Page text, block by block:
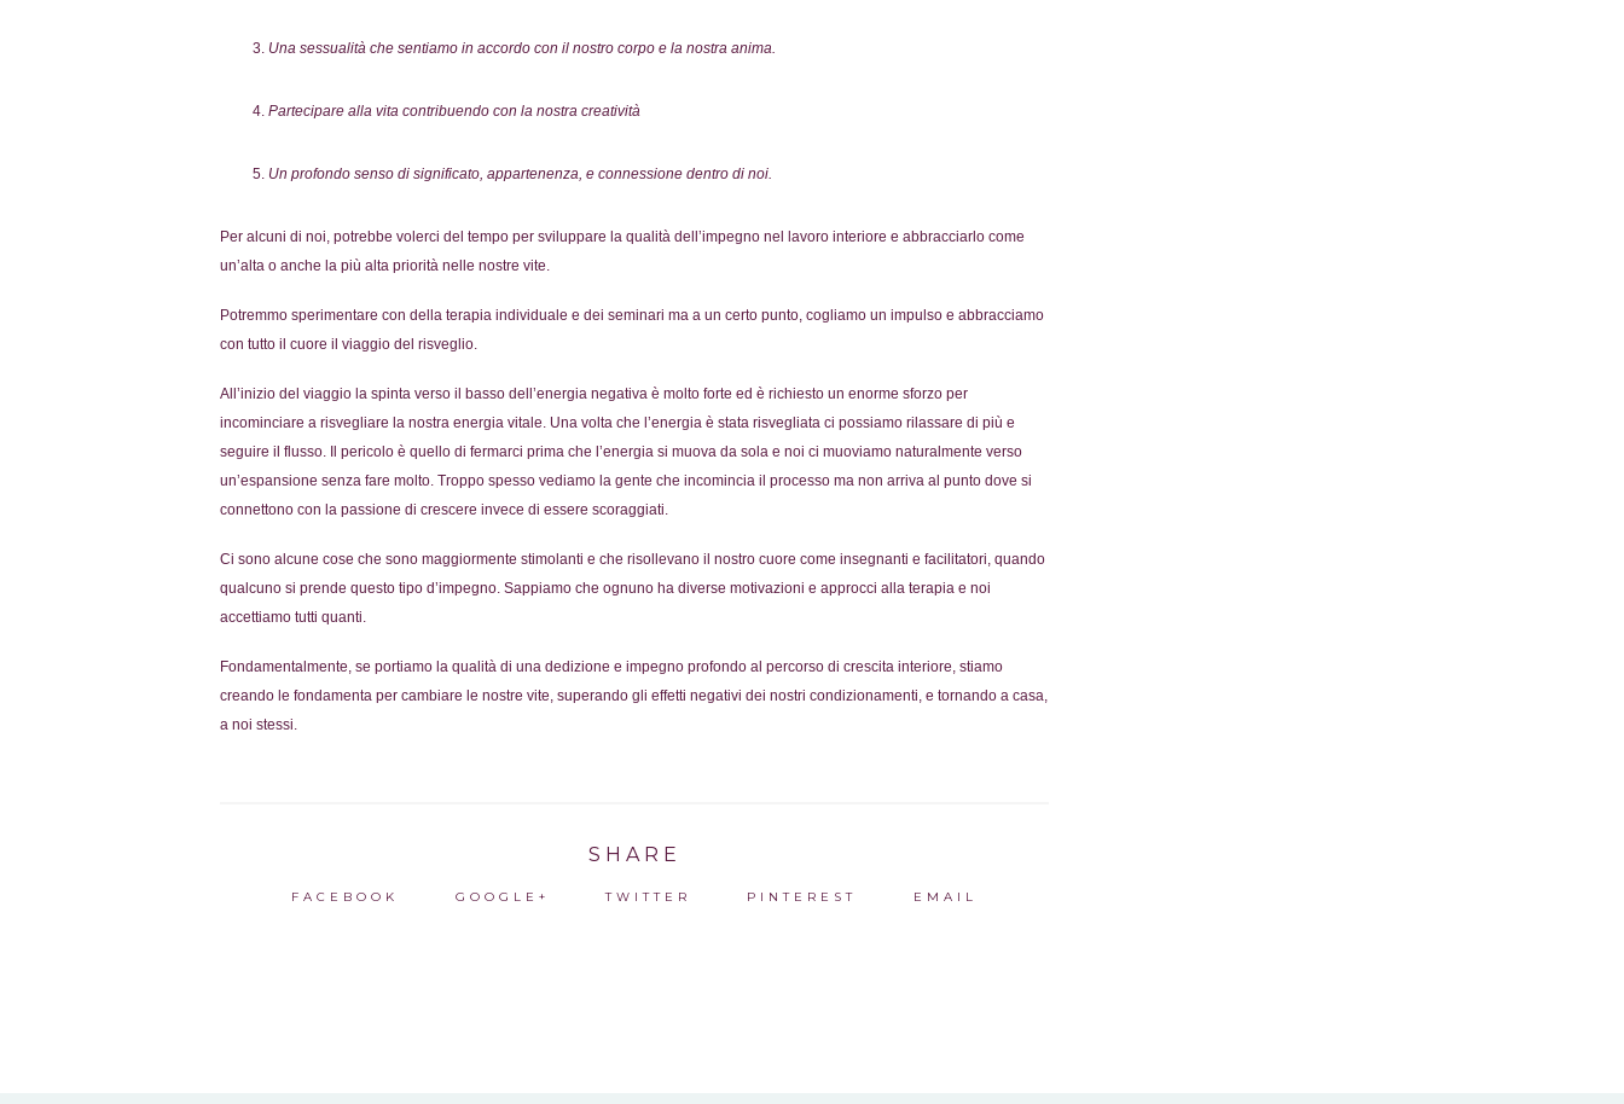
Una sessualità che sentiamo in accordo con il nostro corpo e la nostra anima.
Partecipare alla vita contribuendo con la nostra creatività
Un profondo senso di significato, appartenenza, e connessione dentro di noi.
Per alcuni di noi, potrebbe volerci del tempo per sviluppare la qualità dell’impegno nel lavoro interiore e abbracciarlo come
un’alta o anche la più alta priorità nelle nostre vite.
Potremmo sperimentare con della terapia individuale e dei seminari ma a un certo punto, cogliamo un impulso e abbracciamo
con tutto il cuore il viaggio del risveglio.
All’inizio del viaggio la spinta verso il basso dell’energia negativa è molto forte ed è richiesto un enorme sforzo per
incominciare a risvegliare la nostra energia vitale. Una volta che l’energia è stata risvegliata ci possiamo rilassare di più e
seguire il flusso. Il pericolo è quello di fermarci prima che l’energia si muova da sola e noi ci muoviamo naturalmente verso
un’espansione senza fare molto. Troppo spesso vediamo la gente che incomincia il processo ma non arriva al punto dove si
connettono con la passione di crescere invece di essere scoraggiati.
Ci sono alcune cose che sono maggiormente stimolanti e che risollevano il nostro cuore come insegnanti e facilitatori, quando
qualcuno si prende questo tipo d’impegno. Sappiamo che ognuno ha diverse motivazioni e approcci alla terapia e noi
accettiamo tutti quanti.
Fondamentalmente, se portiamo la qualità di una dedizione e impegno profondo al percorso di crescita interiore, stiamo
creando le fondamenta per cambiare le nostre vite, superando gli effetti negativi dei nostri condizionamenti, e tornando a casa,
a noi stessi.
SHARE
FACEBOOK GOOGLE+ TWITTER PINTEREST EMAIL